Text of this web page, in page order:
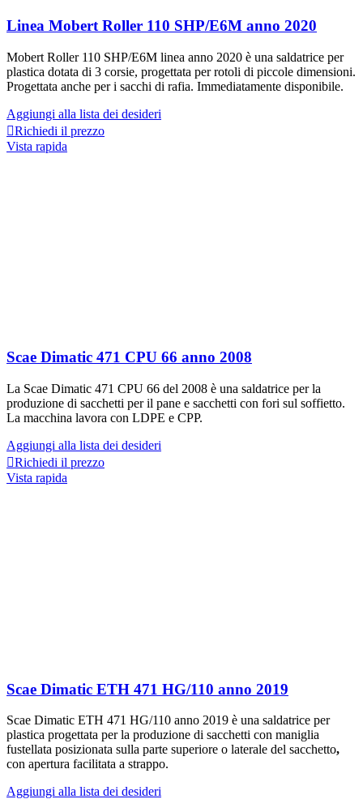
Linea Mobert Roller 110 SHP/E6M anno 2020
Mobert Roller 110 SHP/E6M linea anno 2020 è una saldatrice per
plastica dotata di 3 corsie, progettata per rotoli di piccole dimensioni.
Progettata anche per i sacchi di rafia. Immediatamente disponibile.
Aggiungi alla lista dei desideri
Richiedi il prezzo
Vista rapida
Scae Dimatic 471 CPU 66 anno 2008
La Scae Dimatic 471 CPU 66 del 2008 è una saldatrice per la
produzione di sacchetti per il pane e sacchetti con fori sul soffietto.
La macchina lavora con LDPE e CPP.
Aggiungi alla lista dei desideri
Richiedi il prezzo
Vista rapida
Scae Dimatic ETH 471 HG/110 anno 2019
Scae Dimatic ETH 471 HG/110 anno 2019 è una saldatrice per
plastica progettata per la produzione di sacchetti con maniglia
fustellata posizionata sulla parte superiore o laterale del sacchetto,
con apertura facilitata a strappo.
Aggiungi alla lista dei desideri